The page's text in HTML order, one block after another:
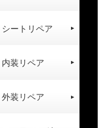
シートリペア
内装リペア
外装リペア